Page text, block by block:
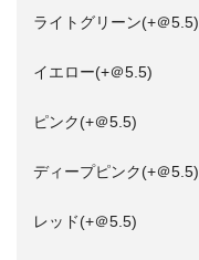
ライトグリーン(+＠5.5)
イエロー(+＠5.5)
ピンク(+＠5.5)
ディープピンク(+＠5.5)
レッド(+＠5.5)